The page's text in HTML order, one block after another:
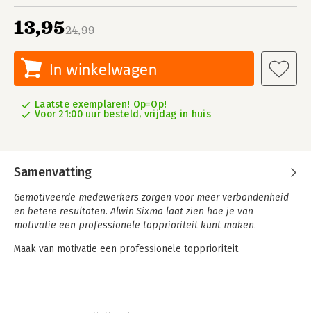
24,99
13,95
In winkelwagen
Laatste exemplaren! Op=Op!
Voor 21:00 uur besteld, vrijdag in huis
Samenvatting
Gemotiveerde medewerkers zorgen voor meer verbondenheid
en betere resultaten. Alwin Sixma laat zien hoe je van
motivatie een professionele topprioriteit kunt maken.
Maak van motivatie een professionele topprioriteit